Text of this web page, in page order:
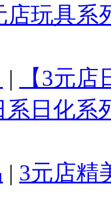
店玩具系
|
【3元店
系日化系
| 3元店精